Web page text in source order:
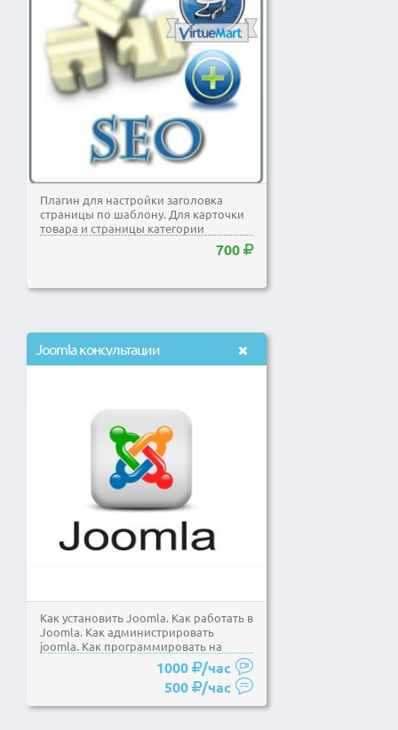
Плагин для настройки заголовка
страницы по шаблону. Для карточки
товара и страницы категории
700
Joomla консультации
Как установить Joomla. Как работать в
Joomla. Как администрировать
joomla. Как программировать на
1000
/час
500
/час